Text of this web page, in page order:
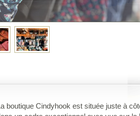
boutique Cindyhook est située juste à